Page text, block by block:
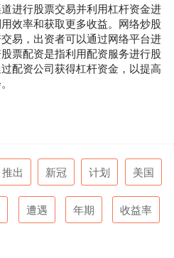
进行股票交易并利用杠杆资金进
效率和获取更多收益。网络炒股
易，出资者可以通过网络平台进
票配资是指利用配资服务进行股
配资公司获得杠杆资金，以提高
推出 新冠 计划 美国
遭遇 年期 收益率